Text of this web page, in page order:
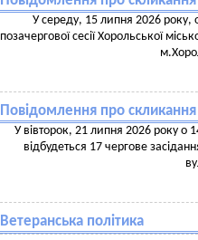
У середу, 15 липня 2026 року,
позачергової сесії Хорольської
Повідомлення про
У вівторок, 21 липня 2026 року о
відбудеться 17 чергове
Ветеранська політика